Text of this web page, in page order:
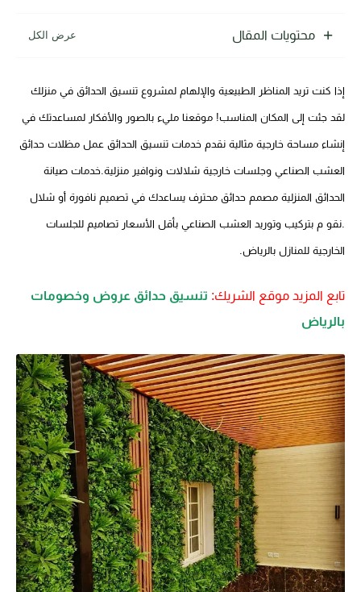
محتويات المقال
إذا كنت تريد المناظر الطبيعية والإلهام لمشروع تنسيق الحدائق في منزلك
لقد جئت إلى المكان المناسب! موقعنا مليء بالصور والأفكار لمساعدتك في
إنشاء مساحة خارجية مثالية نقدم خدمات تنسيق الحدائق عمل مظلات حدائق
العشب الصناعي وجلسات خارجية شلالات ونوافير منزلية.خدمات صيانة
الحدائق المنزلية مصمم حدائق محترف يساعدك في تصميم نافورة أو شلال
.نقو م بتركيب وتوريد العشب الصناعي بأقل الأسعار تصاميم للجلسات
الخارجية للمنازل بالرياض.
تابع المزيد موقع الشريك: تنسيق حدائق عروض وخصومات
بالرياض